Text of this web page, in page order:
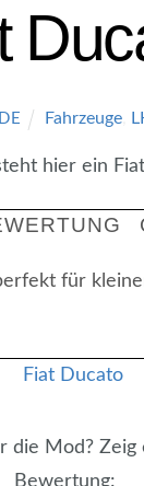
Fahrzeuge,
hier ein
für
die Mod? Zeig
Bewertung: